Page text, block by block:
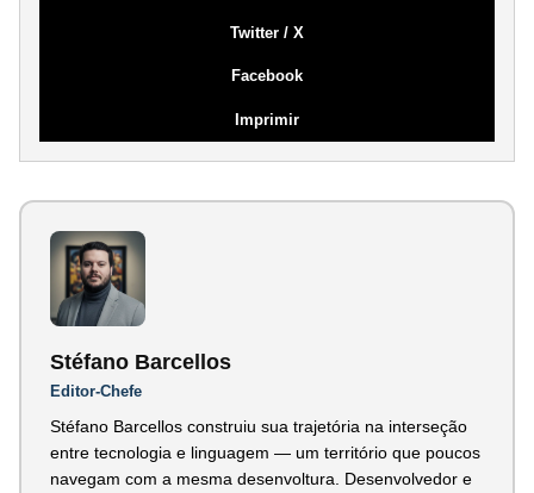
Twitter / X
Facebook
Imprimir
Stéfano Barcellos
Editor-Chefe
Stéfano Barcellos construiu sua trajetória na interseção
entre tecnologia e linguagem — um território que poucos
navegam com a mesma desenvoltura. Desenvolvedor e